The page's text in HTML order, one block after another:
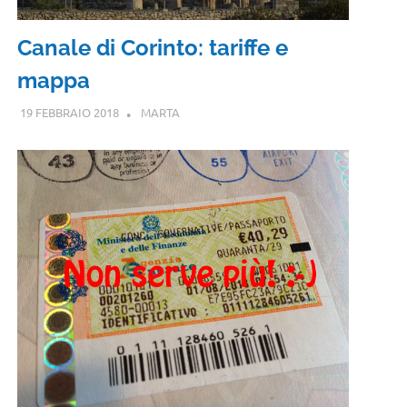
Canale di Corinto: tariffe e
mappa
19 FEBBRAIO 2018 MARTA